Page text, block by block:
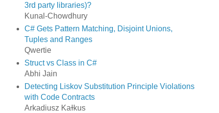
3rd party libraries)?
Kunal-Chowdhury
C# Gets Pattern Matching, Disjoint Unions,
Tuples and Ranges
Qwertie
Struct vs Class in C#
Abhi Jain
Detecting Liskov Substitution Principle Violations
with Code Contracts
Arkadiusz Kaɫkus